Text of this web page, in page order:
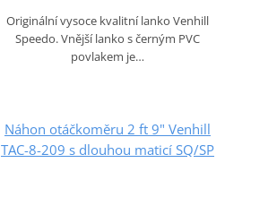
Originální vysoce kvalitní lanko Venhill
Speedo. Vnější lanko s černým PVC
povlakem je…
Náhon otáčkoměru 2 ft 9" Venhill
TAC-8-209 s dlouhou maticí SQ/SP